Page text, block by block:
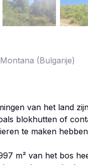
(Bulgarije)
van het land
blokhutten of
te maken
m² van het bos